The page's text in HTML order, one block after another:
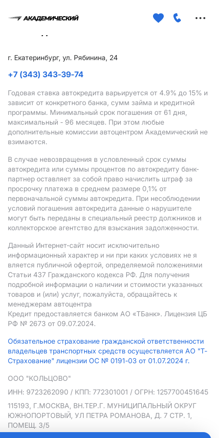
г. Екатеринбург, ул. Рябинина, 24
+7 (343) 343-39-74
Годовая ставка автокредита варьируется от 4.9% до 15% и
зависит от конкретного банка, сумм займа и кредитной
программы. Минимальный срок погашения от 61 дня,
максимальный - 96 месяцев. При этом любые
дополнительные комиссии автоцентром Академический не
взимаются.
В случае невозвращения в условленный срок суммы
автокредита или суммы процентов по автокредиту банк-
партнер оставляет за собой право начислить штраф за
просрочку платежа в среднем размере 0,1% от
первоначальной суммы автокредита. При несоблюдении
условий погашения автокредита данные о нарушителе
могут быть переданы в специальный реестр должников и
коллекторское агентство для взыскания задолженности.
Данный Интернет-сайт носит исключительно
информационный характер и ни при каких условиях не я
вляется публичной офертой, определяемой положениями
Статьи 437 Гражданского кодекса РФ. Для получения
подробной информации о наличии и стоимости указанных
товаров и (или) услуг, пожалуйста, обращайтесь к
менеджерам автоцентра
Кредит предоставляется банком АO «ТБанк». Лицензия ЦБ
РФ № 2673 от 09.07.2024.
Обязательное страхование гражданской ответственности
владельцев транспортных средств осуществляется АО "Т-
Страхование" лицензии ОС № 0191-03 от 01.07.2024 г.
ООО "КОЛЬЦОВО"
ИНН: 9723262090 / КПП: 772301001 / ОГРН: 1257700451645
115193, Г.МОСКВА, ВН.ТЕР.Г. МУНИЦИПАЛЬНЫЙ ОКРУГ
ЮЖНОПОРТОВЫЙ, УЛ ПЕТРА РОМАНОВА, Д. 7 СТР. 1,
ПОМЕЩ. 3/5